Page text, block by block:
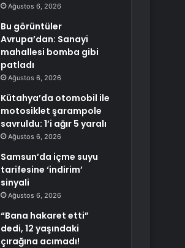
Ağustos 6, 2026
Bu görüntüler
Avrupa’dan: Sanayi
mahallesi bomba gibi
patladı
Ağustos 6, 2026
Kütahya’da otomobil ile
motosiklet şarampole
savruldu: 1’i ağır 5 yaralı
Ağustos 6, 2026
Samsun’da içme suyu
tarifesine ‘indirim’
sinyali
Ağustos 6, 2026
“Bana hakaret etti”
dedi, 12 yaşındaki
çırağına acımadı!